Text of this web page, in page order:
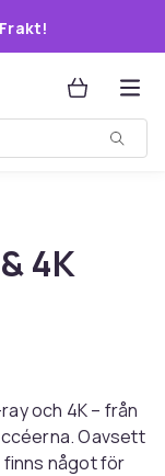
4K
och 4K – från
Oavsett
finns något för